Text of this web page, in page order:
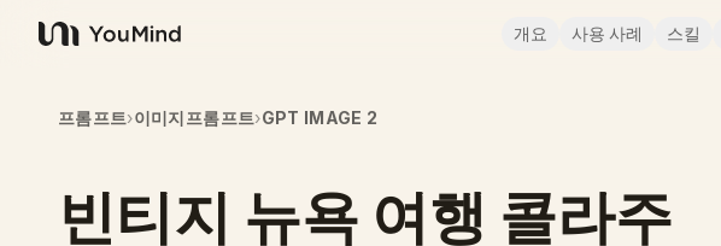
YouMind
개요 사용 사례 스킬
프롬프트›이미지프롬프트›GPT IMAGE 2
빈티지 뉴욕 여행 콜라주